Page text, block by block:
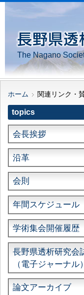
The Nagano
ホーム 関連リンク・
topics
会長挨拶
沿革
会則
年間スケジュール
学術集会開催履歴
長野県透析研究会
（電子ジャーナル）
論文アーカイブ